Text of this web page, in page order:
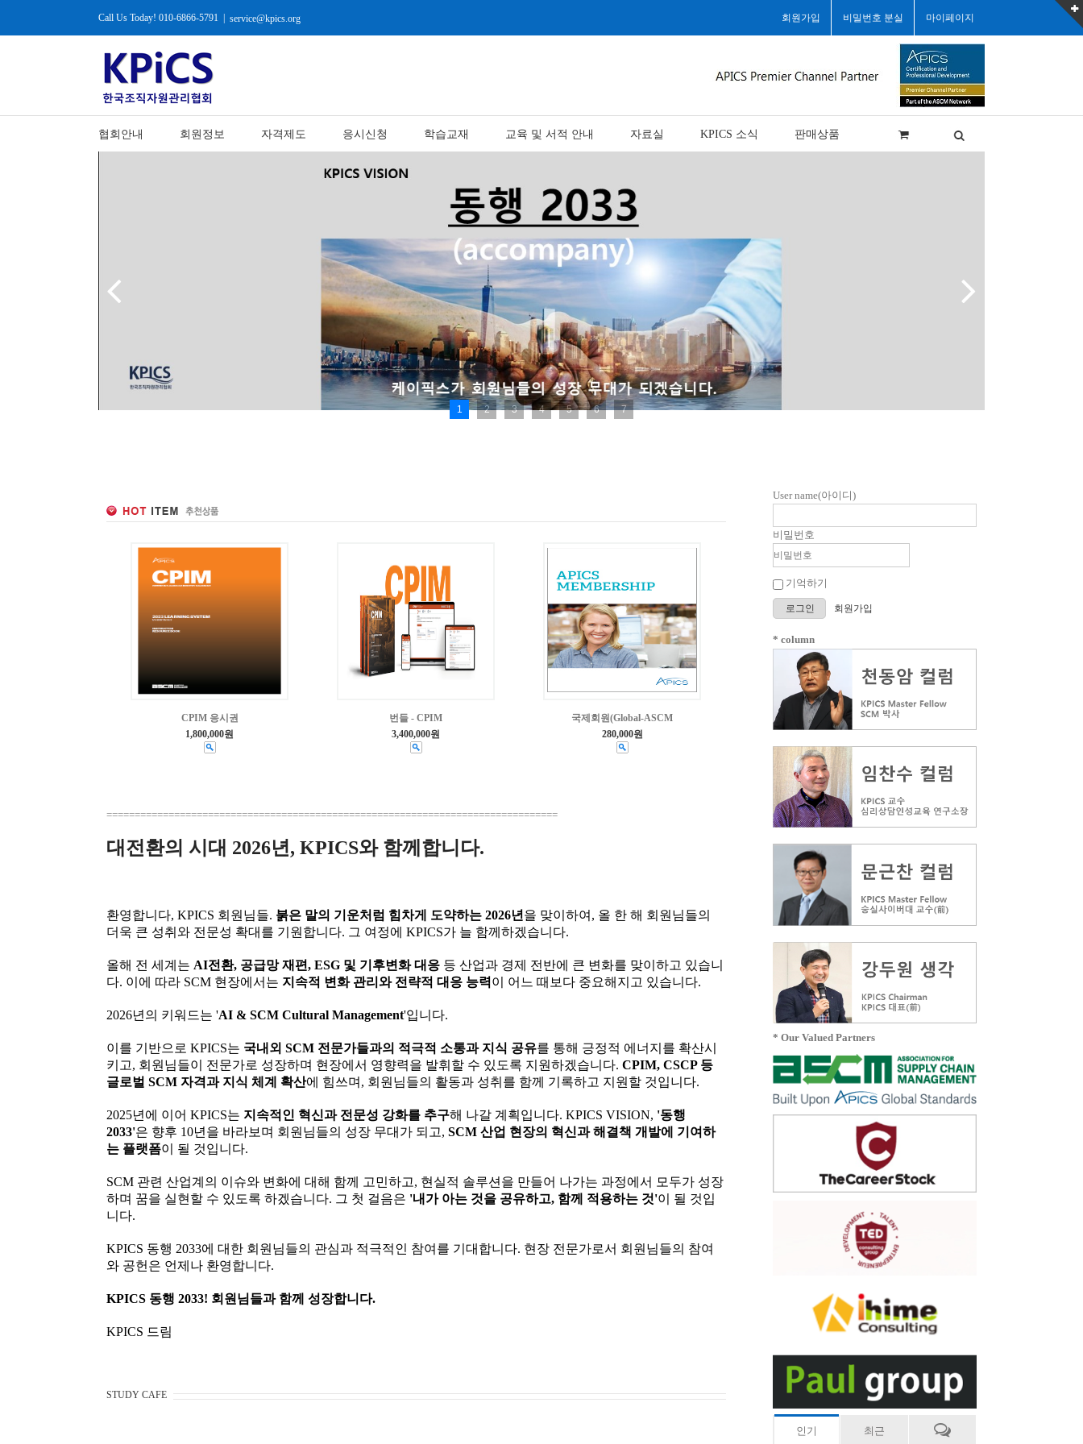
Call Us Today! 010-6866-5791 | service@kpics.org 회원가입 비밀번호 분실 마이페이지
협회안내 회원정보 자격제도 응시신청 학습교재 교육 및 서적 안내 자료실 KPICS 소식 판매상품
1 2 3 4 5 6 7
 
CPIM 응시권
1,800,000원
번들 - CPIM
3,400,000원
국제회원(Global-ASCM
280,000원
================================================================================
대전환의 시대 2026년, KPICS와 함께합니다.
환영합니다, KPICS 회원님들. 붉은 말의 기운처럼 힘차게 도약하는 2026년 을 맞이하여, 올 한 해 회원님들의
더욱 큰 성취와 전문성 확대를 기원합니다. 그 여정에 KPICS가 늘 함께하겠습니다.
올해 전 세계는 AI전환, 공급망 재편, ESG 및 기후변화 대응 등 산업과 경제 전반에 큰 변화를 맞이하고 있습니
다. 이에 따라 SCM 현장에서는 지속적 변화 관리와 전략적 대응 능력이 어느 때보다 중요해지고 있습니다.
2026년의 키워드는 'AI & SCM Cultural Management'입니다.
이를 기반으로 KPICS는 국내외 SCM 전문가들과의 적극적 소통과 지식 공유를 통해 긍정적 에너지를 확산시
키고, 회원님들이 전문가로 성장하며 현장에서 영향력을 발휘할 수 있도록 지원하겠습니다. CPIM, CSCP 등
글로벌 SCM 자격과 지식 체계 확산에 힘쓰며, 회원님들의 활동과 성취를 함께 기록하고 지원할 것입니다.
2025년에 이어 KPICS는 지속적인 혁신과 전문성 강화를 추구해 나갈 계획입니다. KPICS VISION, '동행
2033'은 향후 10년을 바라보며 회원님들의 성장 무대가 되고, SCM 산업 현장의 혁신과 해결책 개발에 기여하
는 플랫폼이 될 것입니다.
SCM 관련 산업계의 이슈와 변화에 대해 함께 고민하고, 현실적 솔루션을 만들어 나가는 과정에서 모두가 성장
하며 꿈을 실현할 수 있도록 하겠습니다. 그 첫 걸음은 '내가 아는 것을 공유하고, 함께 적용하는 것'이 될 것입
니다.
KPICS 동행 2033에 대한 회원님들의 관심과 적극적인 참여를 기대합니다. 현장 전문가로서 회원님들의 참여
와 공헌은 언제나 환영합니다.
KPICS 동행 2033! 회원님들과 함께 성장합니다.
KPICS 드림
STUDY CAFE
User name(아이디)
비밀번호
기억하기
로그인 회원가입
* column
* Our Valued Partners
인기 최근